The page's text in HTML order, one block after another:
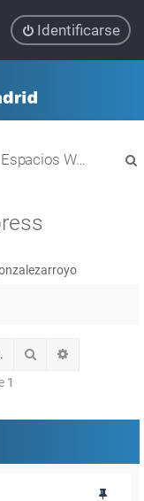
Identificarse
Espacios WEB con Wordpress
Buscar
1